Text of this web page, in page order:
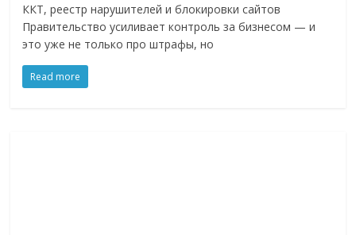
соцсетях.
Нам
важно,
как
знать
ККТ, реестр нарушителей и блокировки сайтов
Правительство усиливает контроль за бизнесом — и
это уже не только про штрафы, но
Read more